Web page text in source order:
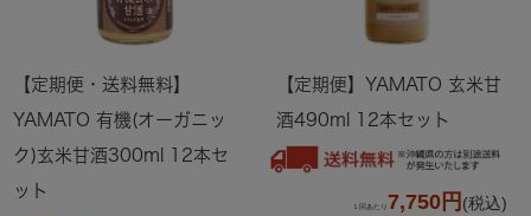
【定期便・送料無料】
YAMATO 有機(オーガニッ
ク)玄米甘酒300ml 12本セ
ット
【定期便】YAMATO 玄米甘
酒490ml 12本セット
１回あたり 7,750円 (税込)